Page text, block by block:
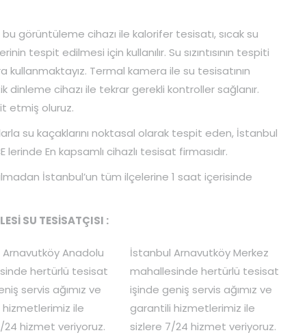
bu görüntüleme cihazı ile kalorifer tesisatı, sıcak su
tespit edilmesi için kullanılır. Su sızıntısının tespiti
Termal kamera ile su tesisatının
cihazı ile tekrar gerekli kontroller sağlanır.
etmiş oluruz.
su kaçaklarını noktasal olarak tespit eden, İstanbul
En kapsamlı cihazlı tesisat firmasıdır.
İstanbul’un tüm ilçelerine 1 saat içerisinde
SU TESİSATÇISI :
Anadolu
hertürlü tesisat
servis ağımız ve
ile
24 hizmet veriyoruz.
İstanbul Arnavutköy Merkez
mahallesinde hertürlü tesisat
işinde geniş servis ağımız ve
garantili hizmetlerimiz ile
sizlere 7/24 hizmet veriyoruz.